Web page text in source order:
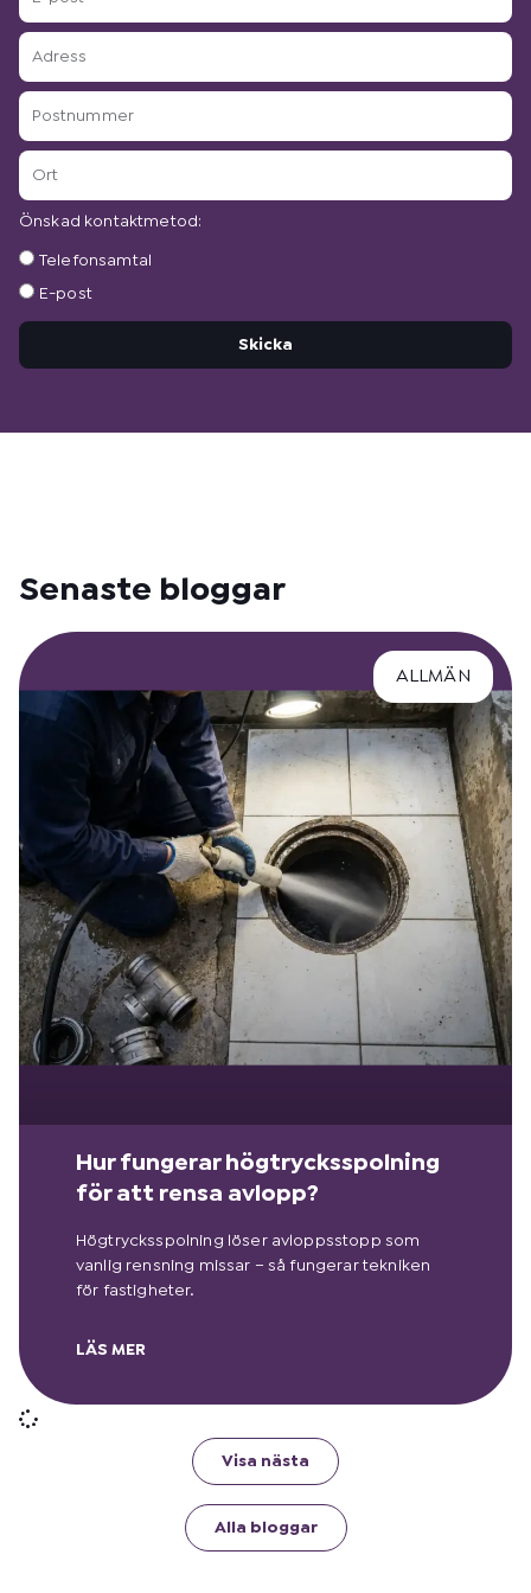
post
Adress
Postnummer
Ort
Önskad kontaktmetod:
Önskad
Telefonsamtal
E-post
Skicka
Senaste bloggar
ALLMÄN
Hur fungerar högtrycksspolning
för att rensa avlopp?
Högtrycksspolning löser avloppsstopp som
vanlig rensning missar – så fungerar tekniken
för fastigheter.
LÄS MER
Visa nästa
Alla bloggar